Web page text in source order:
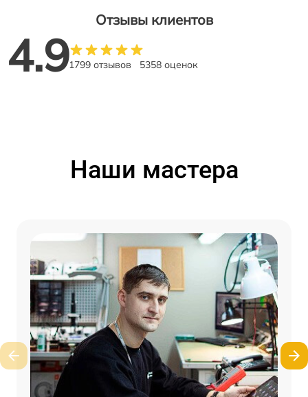
Отзывы клиентов
4.91799 отзывов 5358 оценок
Наши мастера